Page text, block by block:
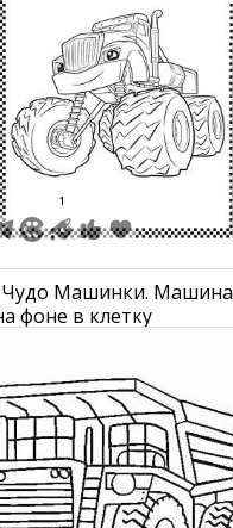
1
Машинки. Машина
фоне в клетку